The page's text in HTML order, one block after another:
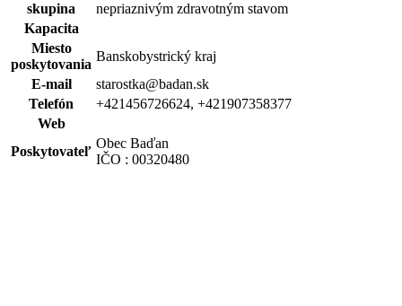
skupina
nepriaznivým zdravotným stavom
Kapacita
Miesto
poskytovania
Banskobystrický kraj
E-mail
starostka@badan.sk
Telefón
+421456726624, +421907358377
Web
Poskytovateľ
Obec Baďan
IČO : 00320480